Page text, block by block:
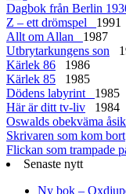
Dagbok från Berlin
Z – ett drömspel 1991
Allt om Allan 1987
Utbrytarkungens son
Kärlek 86 1986
Kärlek 85 1985
Dödens labyrint 1985
Här är ditt tv-liv 1984
Oswalds obekväma
Skrivaren som kom bort
Flickan som trampade
Senaste nytt
Ny bok –